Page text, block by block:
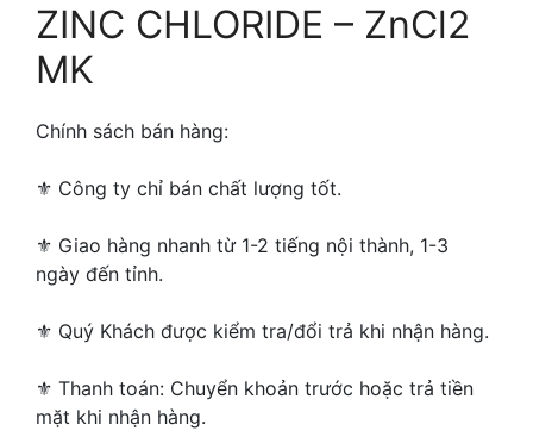
ZINC CHLORIDE – ZnCl2
MK
Chính sách bán hàng:
⚜ ️Công ty chỉ bán chất lượng tốt.
⚜ Giao hàng nhanh từ 1-2 tiếng nội thành, 1-3
ngày đến tỉnh.
⚜ Quý Khách được kiểm tra/đổi trả khi nhận hàng.
⚜ Thanh toán: Chuyển khoản trước hoặc trả tiền
mặt khi nhận hàng.